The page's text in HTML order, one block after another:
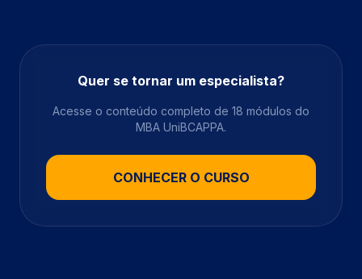
Quer se tornar um especialista?
Acesse o conteúdo completo de 18 módulos do
MBA UniBCAPPA.
CONHECER O CURSO